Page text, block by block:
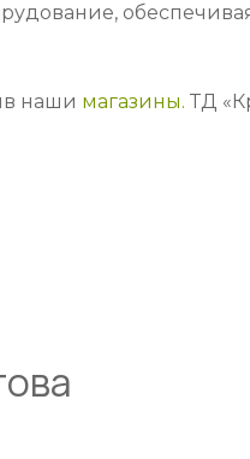
наши магазины. ТД